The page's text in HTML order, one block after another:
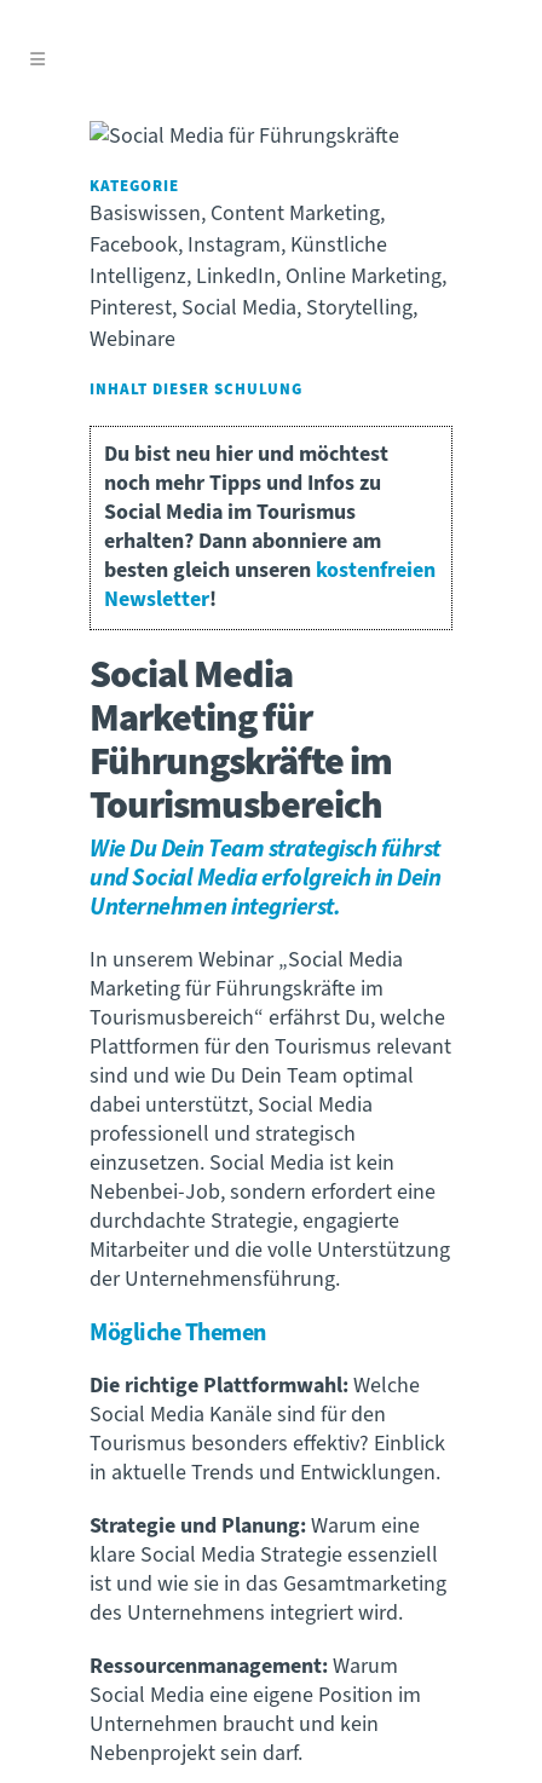
KATEGORIE
Basiswissen, Content Marketing,
Facebook, Instagram, Künstliche
Intelligenz, LinkedIn, Online Marketing,
Pinterest, Social Media, Storytelling,
Webinare
INHALT DIESER SCHULUNG
Du bist neu hier und möchtest
noch mehr Tipps und Infos zu
Social Media im Tourismus
erhalten? Dann abonniere am
besten gleich unseren kostenfreien
Newsletter!
Social Media
Marketing für
Führungskräfte im
Tourismusbereich
Wie Du Dein Team strategisch führst
und Social Media erfolgreich in Dein
Unternehmen integrierst.
In unserem Webinar „Social Media
Marketing für Führungskräfte im
Tourismusbereich“ erfährst Du, welche
Plattformen für den Tourismus relevant
sind und wie Du Dein Team optimal
dabei unterstützt, Social Media
professionell und strategisch
einzusetzen. Social Media ist kein
Nebenbei-Job, sondern erfordert eine
durchdachte Strategie, engagierte
Mitarbeiter und die volle Unterstützung
der Unternehmensführung.
Mögliche Themen
Die richtige Plattformwahl:Welche
Social Media Kanäle sind für den
Tourismus besonders effektiv? Einblick
in aktuelle Trends und Entwicklungen.
Strategie und Planung:Warum eine
klare Social Media Strategie essenziell
ist und wie sie in das Gesamtmarketing
des Unternehmens integriert wird.
Ressourcenmanagement:Warum
Social Media eine eigene Position im
Unternehmen braucht und kein
Nebenprojekt sein darf.